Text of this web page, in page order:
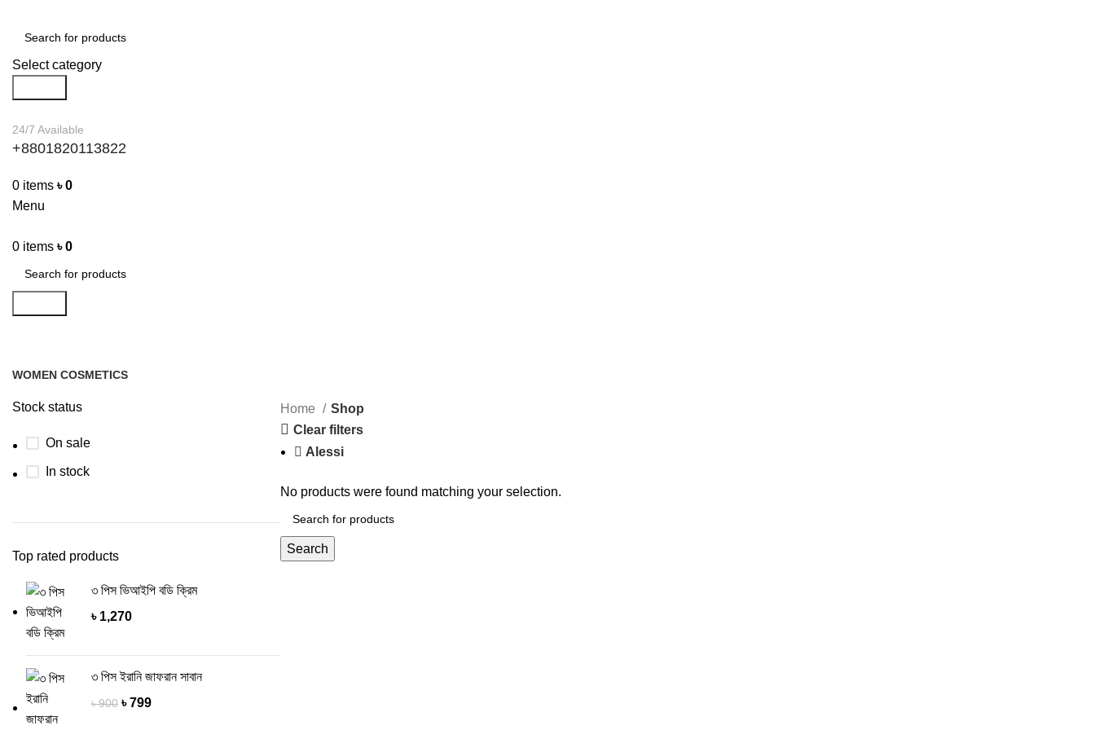
Select category
24/7 Available
+8801820113822
0 items ৳0
Menu
0 items ৳0
WOMEN COSMETICS
Stock status
On sale
In stock
Top rated products
৩ পিস ভিআইপি বডি ক্রিম
৳ 1,270
৩ পিস ইরানি জাফরান সাবান
৳900 ৳799
Home
Shop
Clear filters
Alessi
No products were found matching your selection.
Search